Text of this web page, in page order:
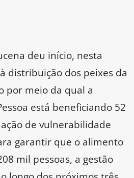
deu início, nesta
distribuição dos peixes da
por meio da qual a
está beneficiando 52
de vulnerabilidade
garantir que o alimento
mil pessoas, a gestão